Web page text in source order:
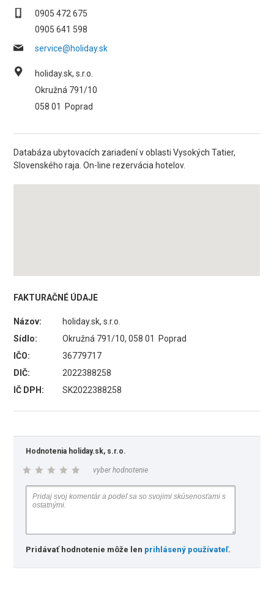
0905 472 675
0905 641 598
service@holiday.sk
holiday.sk, s.r.o.
Okružná 791/10
058 01
Poprad
Databáza ubytovacích zariadení v oblasti Vysokých Tatier,
Slovenského raja. On-line rezervácia hotelov.
FAKTURAČNÉ ÚDAJE
Názov:
holiday.sk, s.r.o.
Sídlo:
Okružná 791/10, 058 01 Poprad
IČO:
36779717
DIČ:
2022388258
IČ DPH:
SK2022388258
Hodnotenia holiday.sk, s.r.o.
vyber hodnotenie
Pridávať hodnotenie môže len prihlásený používateľ.